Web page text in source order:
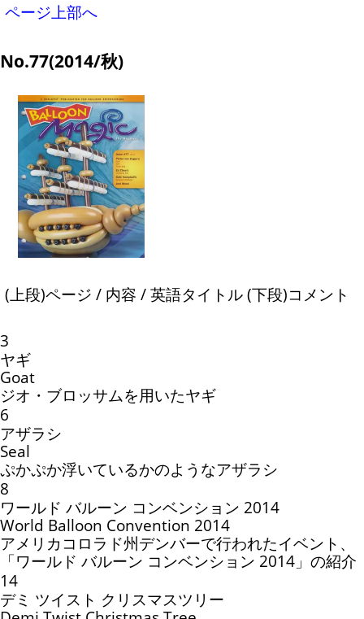
ページ上部へ
No.77(2014/秋)
(上段)ページ / 内容 / 英語タイトル (下段)コメント
3
ヤギ
Goat
ジオ・ブロッサムを用いたヤギ
6
アザラシ
Seal
ぷかぷか浮いているかのようなアザラシ
8
ワールド バルーン コンベンション 2014
World Balloon Convention 2014
アメリカコロラド州デンバーで行われたイベント、
「ワールド バルーン コンベンション 2014」の紹介
14
デミ ツイスト クリスマスツリー